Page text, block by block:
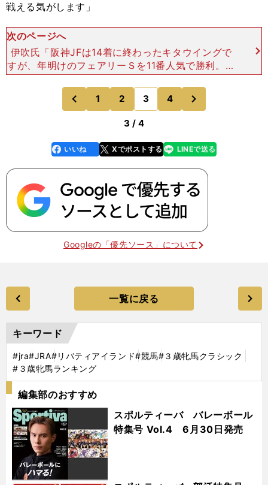
戦える気がします」
次のページへ
伊吹氏「阪神JFは14着に終わったキタウイングで
すが、年明けのフェアリーＳを11番人気で勝利。１
月29日終了時点の本賞金は7430万円で、現３歳世
代のJRA所属馬としては単独４位、牝馬に限ると単
独２位
前
のページへ
1 2 3 4
のページへ
3 / 4
faceboo
k
いいね Xでポストする
line LINEで送る
Googleの「優先ソース」について
一覧に戻る
キーワード
#jra#JRA#リバティアイランド#競馬#３歳牝馬クラシック
#３歳牝馬ランキング
編集部のおすすめ
スポルティーバ バレーボール
特集号 Vol.4 6月30日発売